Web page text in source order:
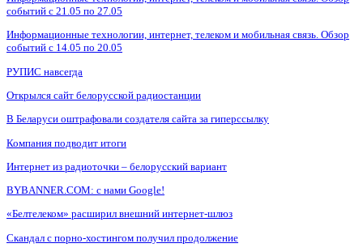
событий с 21.05 по 27.05
Информационные технологии, интернет, телеком и мобильная связь. Обзор
событий с 14.05 по 20.05
РУПИС навсегда
Открылся сайт белорусской радиостанции
В Беларуси оштрафовали создателя сайта за гиперссылку
Компания подводит итоги
Интернет из радиоточки – белорусский вариант
BYBANNER.COM: c нами Google!
«Белтелеком» расширил внешний интернет-шлюз
Скандал с порно-хостингом получил продолжение